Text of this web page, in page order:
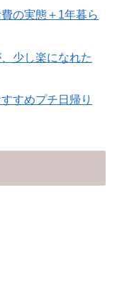
の実態＋1年暮ら
少し楽になれた
すめプチ日帰り